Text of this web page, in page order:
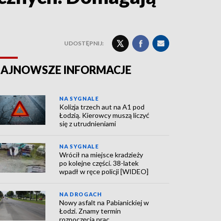
UDOSTĘPNIJ:
INFORMACJE
NA SYGNALE
Kolizja trzech aut na A1 pod
Łodzią. Kierowcy muszą liczyć
się z utrudnieniami
NA SYGNALE
Wrócił na miejsce kradzieży
po kolejne części. 38-latek
wpadł w ręce policji [WIDEO]
NA DROGACH
Nowy asfalt na Pabianickiej w
Łodzi. Znamy termin
rozpoczęcia prac